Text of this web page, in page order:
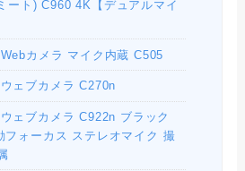
ート) C960 4K【デュアルマイ
カメラ マイク内蔵 C505
ェブカメラ C270n
ェブカメラ C922n ブラック
フォーカス ステレオマイク 撮